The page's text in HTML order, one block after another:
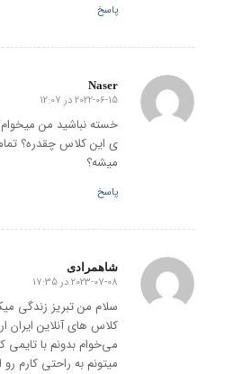
پاسخ
Naser
گفته:
2022-06-15 در 12:07
ی این کلاس چقدره؟
میشه؟
پاسخ
شاهمرادی
گفته:
2023-07-08 در 17:35
سلام من تبریز زندگی
کلاس های آنلاین
می‌خوام بدونم با تایمی
میتونم به راحتی کارم رو